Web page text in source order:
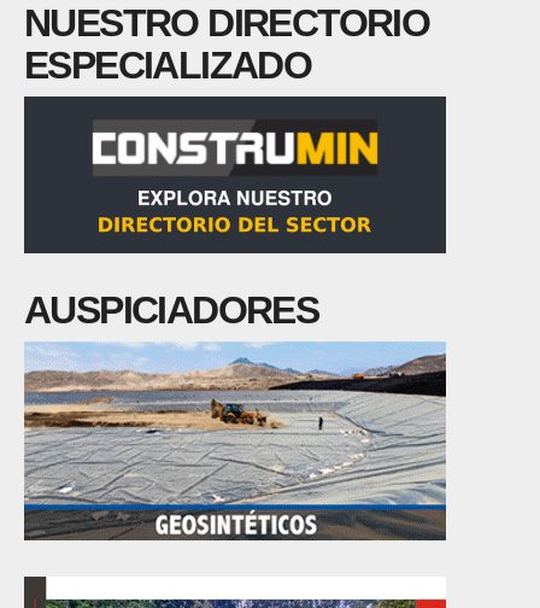
NUESTRO DIRECTORIO
ESPECIALIZADO
AUSPICIADORES